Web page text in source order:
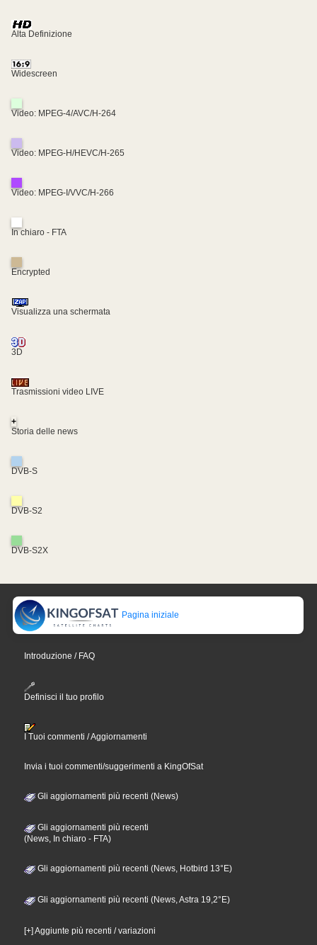
Alta Definizione
Widescreen
Video: MPEG-4/AVC/H-264
Video: MPEG-H/HEVC/H-265
Video: MPEG-I/VVC/H-266
In chiaro - FTA
Encrypted
Visualizza una schermata
3D
Trasmissioni video LIVE
+
Storia delle news
DVB-S
DVB-S2
DVB-S2X
Pagina iniziale
Introduzione / FAQ
Definisci il tuo profilo
I Tuoi commenti / Aggiornamenti
Invia i tuoi commenti/suggerimenti a KingOfSat
Gli aggiornamenti più recenti (News)
Gli aggiornamenti più recenti
(News, In chiaro - FTA)
Gli aggiornamenti più recenti (News, Hotbird 13°E)
Gli aggiornamenti più recenti (News, Astra 19,2°E)
[+] Aggiunte più recenti / variazioni